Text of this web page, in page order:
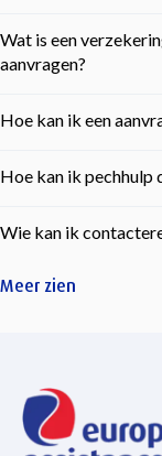
Wat is een
aanvragen?
Hoe kan ik een
Hoe kan ik pechhulp
Wie kan ik
Meer zien